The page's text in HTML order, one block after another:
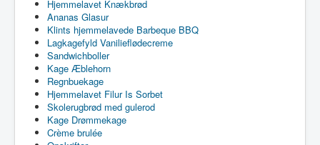
Hjemmelavet Knækbrød
Ananas Glasur
Klints hjemmelavede Barbeque BBQ
Lagkagefyld Vanilieflødecreme
Sandwichboller
Kage Æblehorn
Regnbuekage
Hjemmelavet Filur Is Sorbet
Skolerugbrød med gulerod
Kage Drømmekage
Crème brulée